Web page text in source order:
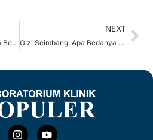
Fakta Tentang Vaksin: Apa Bedanya dengan Obat?
NEXT
Gizi Seimbang: Apa Bedanya dengan Diet?
I
Y